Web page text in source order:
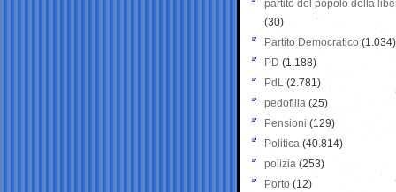
partito del popolo della
(30)
Partito Democratico (1.034)
PD (1.188)
PdL (2.781)
pedofilia (25)
Pensioni (129)
Politica (40.814)
polizia (253)
Porto (12)